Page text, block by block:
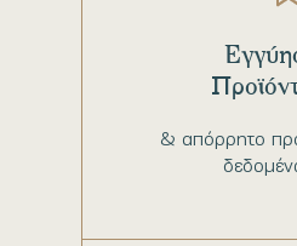
& απόρρητο